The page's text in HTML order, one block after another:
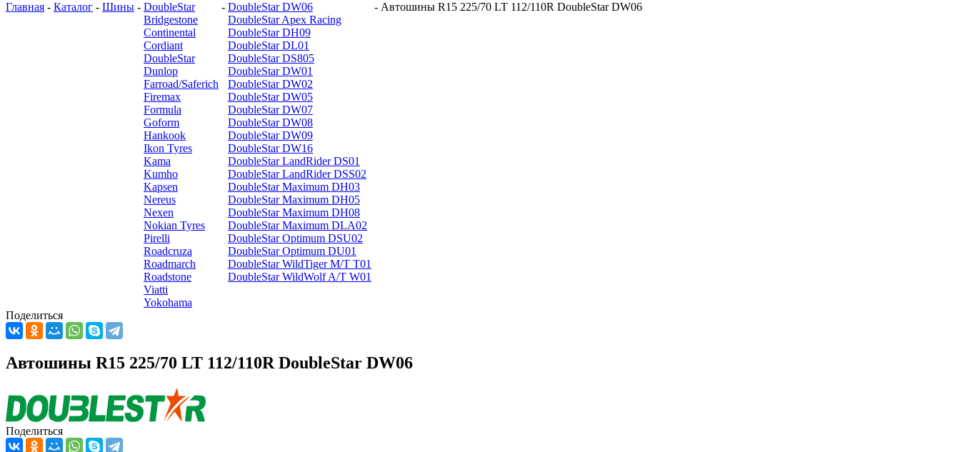
Главная - Каталог - Шины - DoubleStar
Bridgestone
Continental
Cordiant
DoubleStar
Dunlop
Farroad/Saferich
Firemax
Formula
Goform
Hankook
Ikon Tyres
Kama
Kumho
Kapsen
Nereus
Nexen
Nokian Tyres
Pirelli
Roadcruza
Roadmarch
Roadstone
Viatti
Yokohama
- DoubleStar DW06
DoubleStar Apex Racing
DoubleStar DH09
DoubleStar DL01
DoubleStar DS805
DoubleStar DW01
DoubleStar DW02
DoubleStar DW05
DoubleStar DW07
DoubleStar DW08
DoubleStar DW09
DoubleStar DW16
DoubleStar LandRider DS01
DoubleStar LandRider DSS02
DoubleStar Maximum DH03
DoubleStar Maximum DH05
DoubleStar Maximum DH08
DoubleStar Maximum DLA02
DoubleStar Optimum DSU02
DoubleStar Optimum DU01
DoubleStar WildTiger M/T T01
DoubleStar WildWolf A/T W01
- Автошины R15 225/70 LT 112/110R DoubleStar DW06
Поделиться
Автошины R15 225/70 LT 112/110R DoubleStar DW06
Поделиться